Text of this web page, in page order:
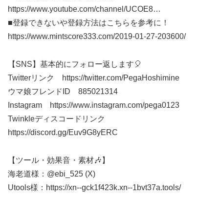
https://www.youtube.com/channel/UCOE8​​​…
■登録できないや登録方法はこちらを参考に！
https://www.mintscore333.com/2019-01-27-203600/
【SNS】基本的にフォロー返します🎈
Twitterリンク https://twitter.com/PegaHoshimine
ウマ娘フレンドID 885021314
Instagram https://www.instagram.com/pega0123​​​
Twinkleディスコードリンク
https://discord.gg/Euv9G8yERC
【ツール・効果音・素材🎶】
海老道様：@ebi_525 (X)
Utools様：https://xn--gck1f423k.xn--1bvt37a.tools/